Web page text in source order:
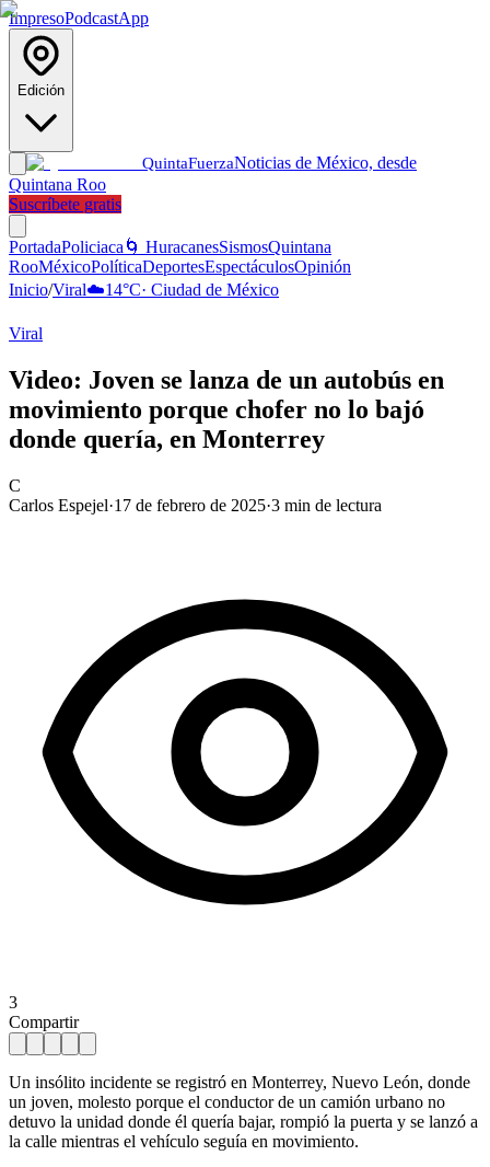
ImpresoPodcastApp
Edición
QuintaFuerzaNoticias de México, desde
Quintana Roo
Suscríbete gratis
PortadaPoliciaca 🌀 HuracanesSismosQuintana
RooMéxicoPolíticaDeportesEspectáculosOpinión
Inicio/Viral☁️14°C· Ciudad de México
Viral
Video: Joven se lanza de un autobús en
movimiento porque chofer no lo bajó
donde quería, en Monterrey
C
Carlos Espejel·17 de febrero de 2025·3 min de lectura
3
Compartir
Un insólito incidente se registró en Monterrey, Nuevo León, donde
un joven, molesto porque el conductor de un camión urbano no
detuvo la unidad donde él quería bajar, rompió la puerta y se lanzó a
la calle mientras el vehículo seguía en movimiento.